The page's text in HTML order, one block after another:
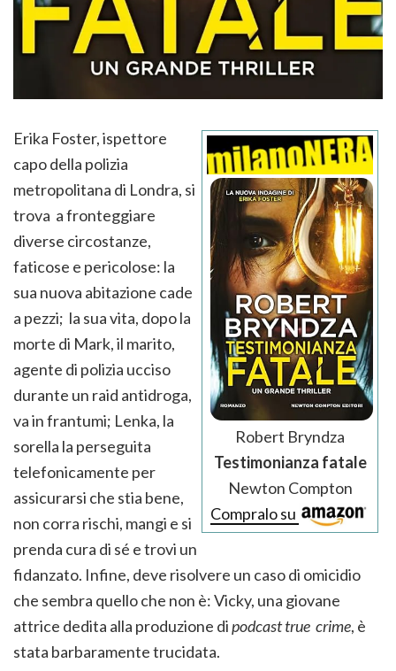
Robert Bryndza
Testimonianza fatale
Newton Compton
Compralo su
Erika Foster, ispettore
capo della polizia
metropolitana di Londra, si
trova a fronteggiare
diverse circostanze,
faticose e pericolose: la
sua nuova abitazione cade
a pezzi; la sua vita, dopo la
morte di Mark, il marito,
agente di polizia ucciso
durante un raid antidroga,
va in frantumi; Lenka, la
sorella la perseguita
telefonicamente per
assicurarsi che stia bene,
non corra rischi, mangi e si
prenda cura di sé e trovi un
fidanzato. Infine, deve risolvere un caso di omicidio
che sembra quello che non è: Vicky, una giovane
attrice dedita alla produzione dipodcast true crime, è
stata barbaramente trucidata.